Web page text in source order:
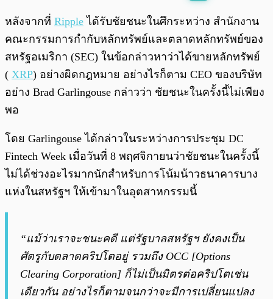
พร้อมเล่น 0:00 /0:00
หลังจากที่ Ripple ได้รับชัยชนะในศึกระหว่าง สำนักงาน
คณะกรรมการกำกับหลักทรัพย์และตลาดหลักทรัพย์ของ
สหรัฐอเมริกา (SEC) ในข้อกล่าวหาว่าได้ขายหลักทรัพย์
( XRP) อย่างผิดกฎหมาย อย่างไรก็ตาม CEO ของบริษัท
อย่าง Brad Garlingouse กล่าวว่า ชัยชนะในครั้งนี้ไม่เพียง
พอ
โดย Garlingouse ได้กล่าวในระหว่างการประชุม DC
Fintech Week เมื่อวันที่ 8 พฤศจิกายนว่าชัยชนะในครั้งนี้
ไม่ได้ช่วงอะไรมากนักสำหรับการโน้มน้าวธนาคารบาง
แห่งในสหรัฐฯ ให้เข้ามาในอุตสาหกรรมนี้
“แม้ว่าเราจะชนะคดี แต่รัฐบาลสหรัฐฯ ยังคงเป็น
ศัตรูกับตลาดคริปโตอยู่ รวมถึง OCC [Options
Clearing Corporation] ก็ไม่เป็นมิตรต่อคริปโตเช่น
เดียวกัน อย่างไรก็ตามจนกว่าจะมีการเปลี่ยนแปลง